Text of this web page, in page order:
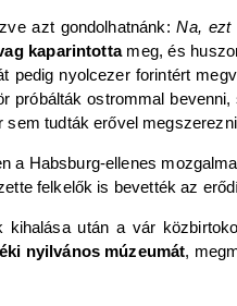
azt gondolhatnánk:Na, ezt
kaparintottameg, és
pedig nyolcezer forintért
próbálták ostrommal
sem tudták erővel
a Habsburg-ellenes
felkelők is bevették az
kihalása után a vár
nyilvános múzeumát,